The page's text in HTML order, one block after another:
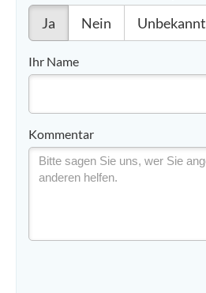
Ja Nein Unbekannt
Ihr Name
Kommentar